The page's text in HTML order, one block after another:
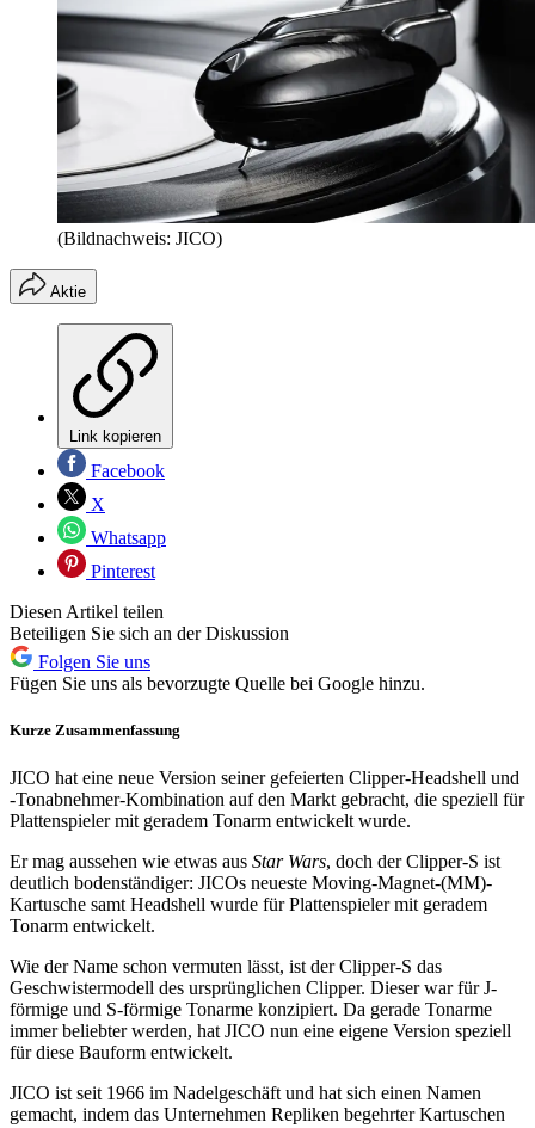
(Bildnachweis: JICO)
Aktie
Link kopieren
Facebook
X
Whatsapp
Pinterest
Diesen Artikel teilen
Beteiligen Sie sich an der Diskussion
Folgen Sie uns
Fügen Sie uns als bevorzugte Quelle bei Google hinzu.
Kurze Zusammenfassung
JICO hat eine neue Version seiner gefeierten Clipper-Headshell und
-Tonabnehmer-Kombination auf den Markt gebracht, die speziell für
Plattenspieler mit geradem Tonarm entwickelt wurde.
Er mag aussehen wie etwas aus Star Wars, doch der Clipper-S ist
deutlich bodenständiger: JICOs neueste Moving-Magnet-(MM)-
Kartusche samt Headshell wurde für Plattenspieler mit geradem
Tonarm entwickelt.
Wie der Name schon vermuten lässt, ist der Clipper-S das
Geschwistermodell des ursprünglichen Clipper. Dieser war für J-
förmige und S-förmige Tonarme konzipiert. Da gerade Tonarme
immer beliebter werden, hat JICO nun eine eigene Version speziell
für diese Bauform entwickelt.
JICO ist seit 1966 im Nadelgeschäft und hat sich einen Namen
gemacht, indem das Unternehmen Repliken begehrter Kartuschen